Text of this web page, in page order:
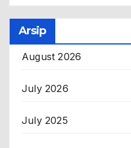
Arsip
August 2026
July 2026
July 2025